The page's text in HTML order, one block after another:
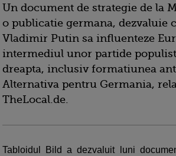
Un document de strategie de la
o publicatie germana, dezvaluie
Vladimir Putin sa influenteze
intermediul unor partide
dreapta, inclusiv formatiunea
Alternativa pentru Germania,
TheLocal.de.
Tabloidul Bild a dezvaluit luni